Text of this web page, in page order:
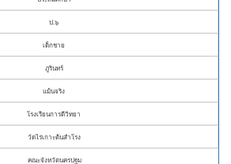
ป.๖
เด็กชาย
ภูรินทร์
แม้นจริง
โรงเรียนการดีวิทยา
วัดไร่เกาะต้นสำโรง
คณะจังหวัดนครปฐม